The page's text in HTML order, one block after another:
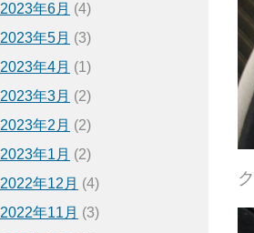
2023年6月 (4)
2023年5月 (3)
2023年4月 (1)
2023年3月 (2)
2023年2月 (2)
2023年1月 (2)
2022年12月 (4)
2022年11月 (3)